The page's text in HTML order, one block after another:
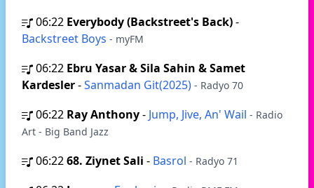
06:22 Everybody (Backstreet's Back)-
Backstreet Boys - myFM
06:22 Ebru Yasar & Sila Sahin & Samet
Kardesler-Sanmadan Git(2025) - Radyo 70
06:22 Ray Anthony- Jump, Jive, An' Wail - Radio
Art - Big Band Jazz
06:2268. Ziynet Sali - Basrol - Radyo 71